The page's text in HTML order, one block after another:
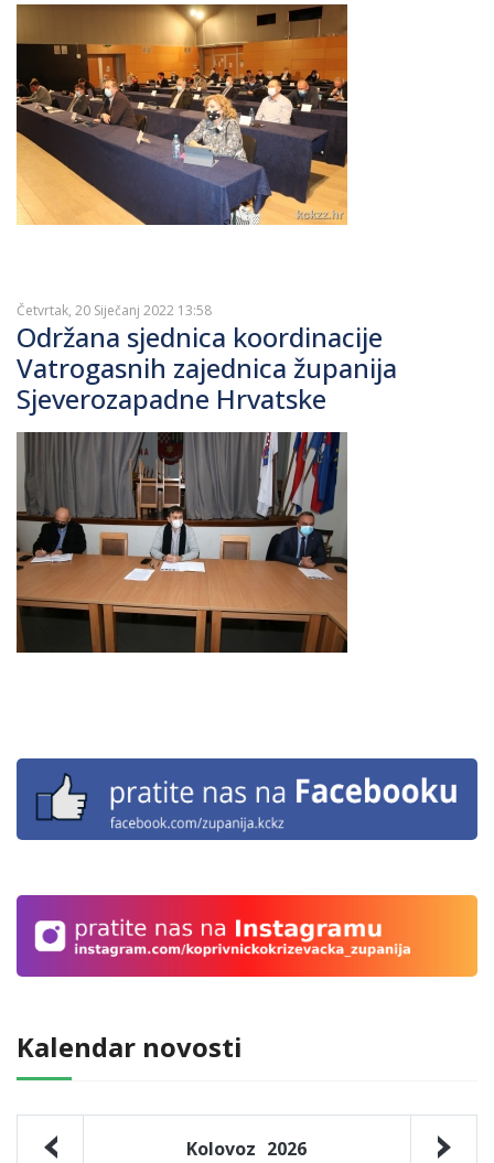
Kalendar novosti
Kolovoz 2026
Četvrtak, 20 Siječanj 2022 13:58
Održana sjednica koordinacije
Vatrogasnih zajednica županija
Sjeverozapadne Hrvatske